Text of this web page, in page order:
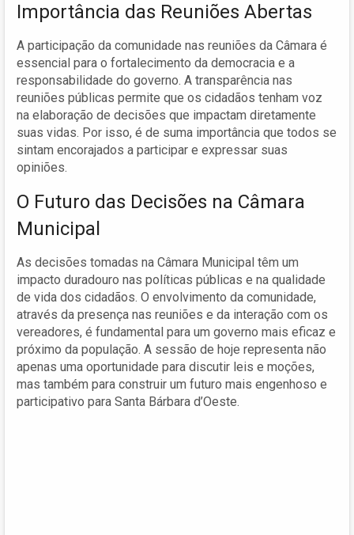
Importância das Reuniões Abertas
A participação da comunidade nas reuniões da Câmara é
essencial para o fortalecimento da democracia e a
responsabilidade do governo. A transparência nas
reuniões públicas permite que os cidadãos tenham voz
na elaboração de decisões que impactam diretamente
suas vidas. Por isso, é de suma importância que todos se
sintam encorajados a participar e expressar suas
opiniões.
O Futuro das Decisões na Câmara
Municipal
As decisões tomadas na Câmara Municipal têm um
impacto duradouro nas políticas públicas e na qualidade
de vida dos cidadãos. O envolvimento da comunidade,
através da presença nas reuniões e da interação com os
vereadores, é fundamental para um governo mais eficaz e
próximo da população. A sessão de hoje representa não
apenas uma oportunidade para discutir leis e moções,
mas também para construir um futuro mais engenhoso e
participativo para Santa Bárbara d’Oeste.